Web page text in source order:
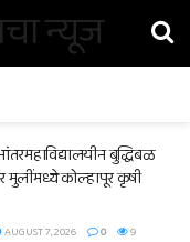
बुद्धिबळ
मुलींमध्ये कोल्हापूर कृषी
AUGUST 7, 2026 0 9